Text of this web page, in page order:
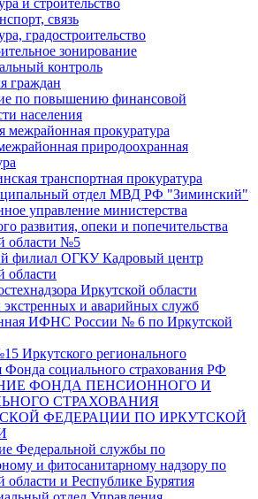
и строительство
связь
градостроительство
зонирование
контроль
граждан
по повышению финансовой
населения
межрайонная прокуратура
природоохранная
транспортная прокуратура
отдел МВД РФ "Зиминский"
управление министерства
развития, опеки и попечительства
области №5
филиал ОГКУ Кадровый центр
области
Иркутской области
и аварийных служб
ИФНС России № 6 по Иркутской
Иркутского регионального
Фонда социального страхования РФ
ФОНДА ПЕНСИОННОГО И
СТРАХОВАНИЯ
ФЕДЕРАЦИИ ПО ИРКУТСКОЙ
Федеральной службы по
и фитосанитарному надзору по
области и Республике Бурятия